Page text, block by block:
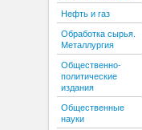
Нефть и газ
Обработка сырья.
Металлургия
Общественно-
политические
издания
Общественные
науки